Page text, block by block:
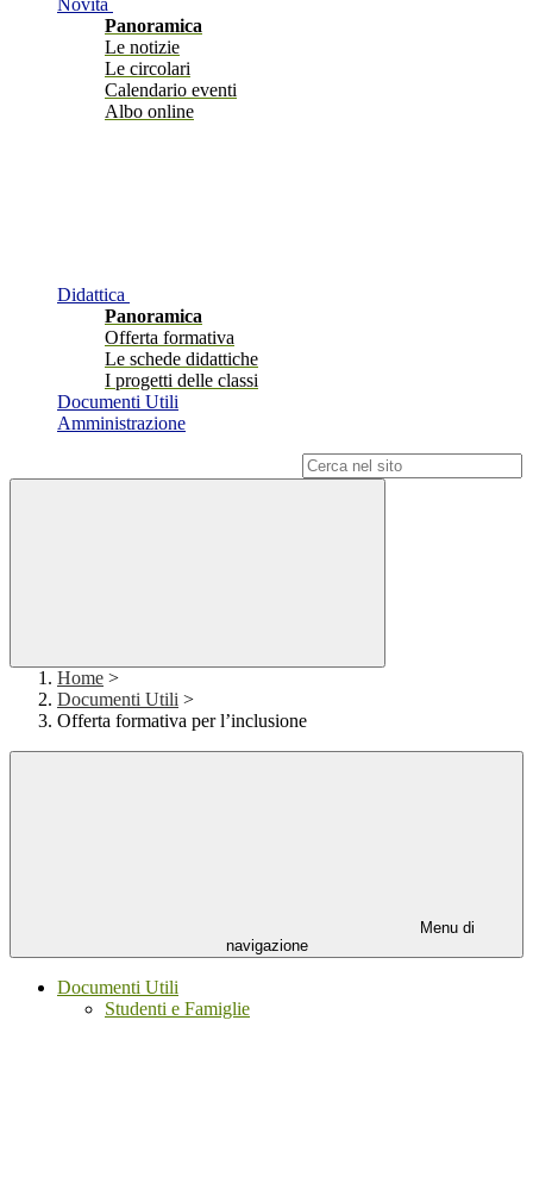
Novità
Panoramica
Le notizie
Le circolari
Calendario eventi
Albo online
Didattica
Panoramica
Offerta formativa
Le schede didattiche
I progetti delle classi
Documenti Utili
Amministrazione
Home >
Documenti Utili >
Offerta formativa per l’inclusione
Menu di
navigazione
Documenti Utili
Studenti e Famiglie